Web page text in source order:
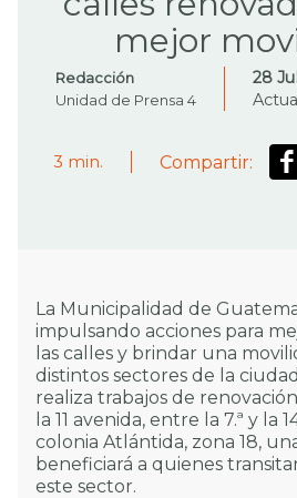
mejor
Redacción
Unidad de Prensa 4
28
3 min. Compartir:
La Municipalidad de
impulsando acciones para
las calles y brindar una
distintos sectores de la
realiza trabajos de
la 11 avenida, entre la 7.ª y la
colonia Atlántida, zona 18,
beneficiará a quienes
este sector.